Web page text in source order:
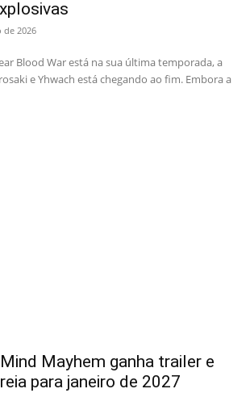
de 2026
Blood War está na sua última temporada, a
e Yhwach está chegando ao fim. Embora a
Mayhem ganha trailer e
para janeiro de 2027